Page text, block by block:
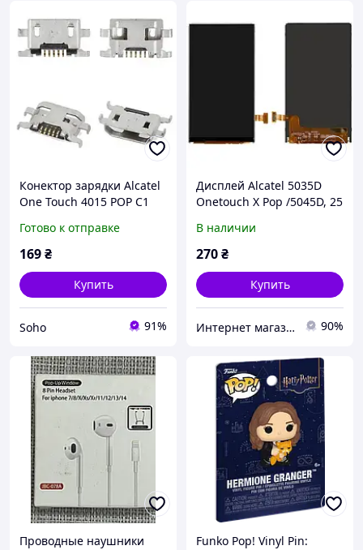
Конектор зарядки Alcatel
One Touch 4015 POP C1
тип-B (PRC)
Готово к отправке
169₴
Купить
Soho 91%
Дисплей Alcatel 5035D
Onetouch X Pop /5045D, 25
В наличии
270₴
Купить
Интернет магазин Srtelefon.prom.ua 90%
Проводные наушники
Funko Pop! Vinyl Pin: